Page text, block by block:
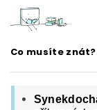
Co musíte znát?